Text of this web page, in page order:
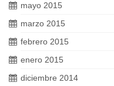
mayo 2015
marzo 2015
febrero 2015
enero 2015
diciembre 2014